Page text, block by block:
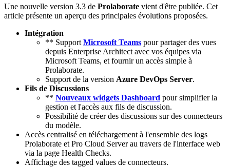
Une nouvelle version 3.3 de Prolaborate vient d'être publiée. Cet
article présente un aperçu des principales évolutions proposées.
Intégration
** Support Microsoft Teams pour partager des vues
depuis Enterprise Architect avec vos équipes via
Microsoft Teams, et fournir un accès simple à
Prolaborate.
Support de la version Azure DevOps Server.
Fils de Discussions
** Nouveaux widgets Dashboard pour simplifier la
gestion et l'accès aux fils de discussion.
Possibilité de créer des discussions sur des connecteurs
du modèle.
Accès centralisé en téléchargement à l'ensemble des logs
Prolaborate et Pro Cloud Server au travers de l'interface web
via la page Health Checks.
Affichage des tagged values de connecteurs.